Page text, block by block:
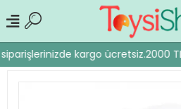
kargo ücretsiz.2000